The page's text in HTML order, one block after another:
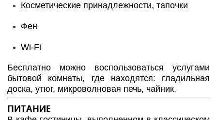
Косметические принадлежности, тапочки
Фен
Wi-Fi
Бесплатно можно воспользоваться услугами
бытовой комнаты, где находятся: гладильная
доска, утюг, микроволновая печь, чайник.
ПИТАНИЕ